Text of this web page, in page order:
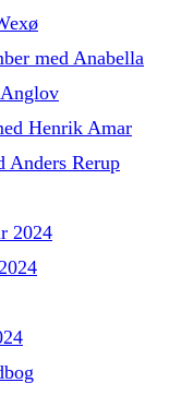
med Anabella
Henrik Amar
Anders Rerup
2024